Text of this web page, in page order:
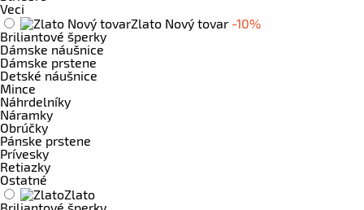
Veci
Zlato Nový tovar -10%
Briliantové šperky
Dámske náušnice
Dámske prstene
Detské náušnice
Mince
Náhrdelníky
Náramky
Obrúčky
Pánske prstene
Prívesky
Retiazky
Ostatné
Zlato